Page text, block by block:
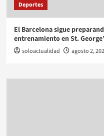
Deportes
El Barcelona sigue
entrenamiento en St.
soloactualidad agosto 2,